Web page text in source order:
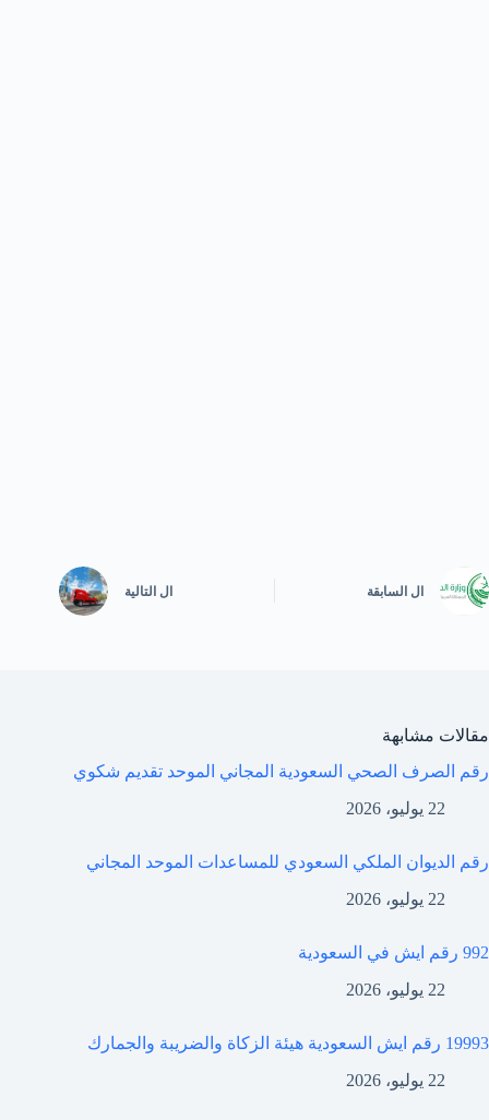
ال السابقة ال التالية
مقالات مشابهة
رقم الصرف الصحي السعودية المجاني الموحد تقديم شكوي
22 يوليو، 2026
رقم الديوان الملكي السعودي للمساعدات الموحد المجاني
22 يوليو، 2026
992 رقم ايش في السعودية
22 يوليو، 2026
19993 رقم ايش السعودية هيئة الزكاة والضريبة والجمارك
22 يوليو، 2026